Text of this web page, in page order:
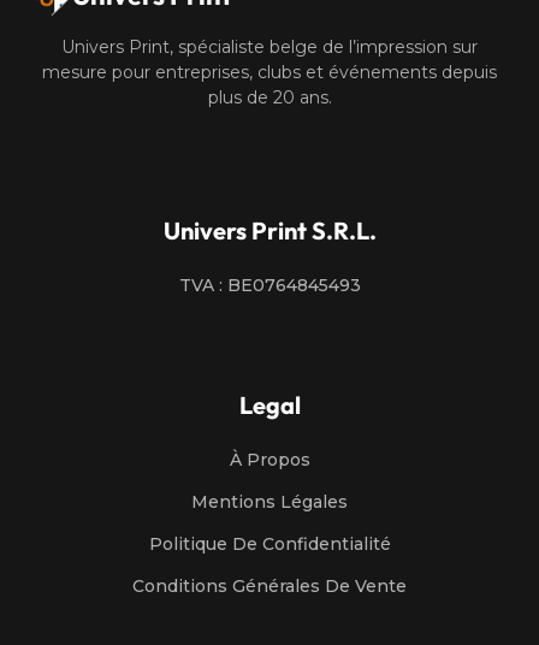
Univers Print, spécialiste belge de l’impression sur
mesure pour entreprises, clubs et événements depuis
plus de 20 ans.
Univers Print S.R.L.
TVA : BE0764845493
Legal
À Propos
Mentions Légales
Politique De Confidentialité
Conditions Générales De Vente